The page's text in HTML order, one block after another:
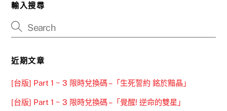
輸入搜尋
近期文章
[台版] Part 1 ~ 3 限時兌換碼 –「生死誓約 銘於黯晶」
[台版] Part 1 ~ 3 限時兌換碼 –「覺醒! 逆命的雙星」